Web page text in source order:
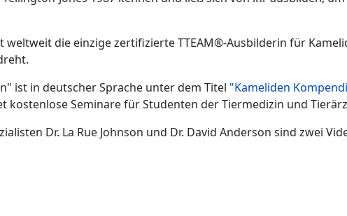
weltweit die einzige zertifizierte TTEAM®-Ausbilderin für
ist in deutscher Sprache unter dem Titel "Kameliden
kostenlose Seminare für Studenten der Tiermedizin und
Dr. La Rue Johnson und Dr. David Anderson sind zwei